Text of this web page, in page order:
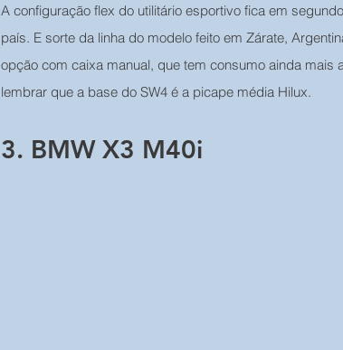
A configuração flex do utilitário esportivo fica em
país. E sorte da linha do modelo feito em Zárate,
opção com caixa manual, que tem consumo ainda mais
lembrar que a base do SW4 é a picape média Hilux.
3. BMW X3 M40i